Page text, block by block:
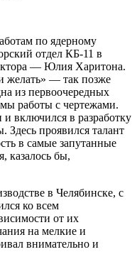
по ядерному
отдел КБ-11 в
— Юлия Харитона.
желать» — так позже
из первоочередных
работы с чертежами.
включился в разработку
проявился талант
в самые запутанные
казалось бы,
в Челябинске, с
ко всем
от их
на мелкие и
внимательно и